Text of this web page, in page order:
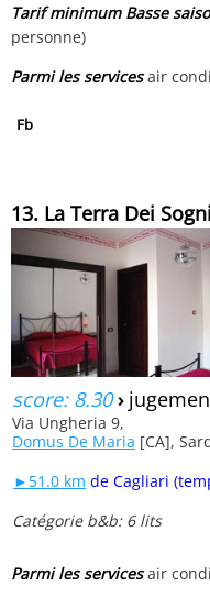
Tarif minimum Basse
personne)
Parmi les servicesair
Fb
13. La Terra Dei
score: 8.30›
Via Ungheria 9,
Domus De Maria [CA],
►51.0 km de Cagliari
Catégorie b&b: 6 lits
Parmi les servicesair